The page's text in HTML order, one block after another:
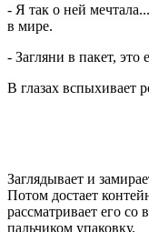
- Я так о ней
в мире.
- Загляни в пакет, это
В глазах вспыхивает
Заглядывает и
Потом достает
рассматривает его со
пальчиком упаковку.